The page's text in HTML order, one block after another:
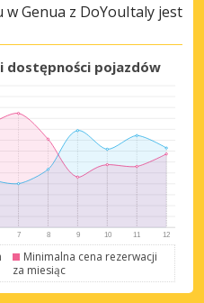
w Genua z DoYouItaly jest
dostępności pojazdów
Minimalna cena rezerwacji
za miesiąc